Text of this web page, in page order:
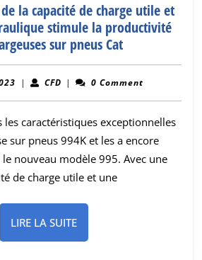
la capacité de charge utile et
stimule la productivité
sur pneus Cat
de
la
charge
utile
et
juin
| CFDCFD
| 0 Comment
les caractéristiques exceptionnelles
sur pneus 994K et les a encore
nouveau modèle 995. Avec une
de charge utile et une
LIRE LA SUITELIRE
LA